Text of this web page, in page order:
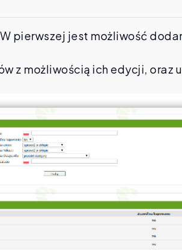
pierwszej jest możliwość
z możliwością ich edycji, oraz